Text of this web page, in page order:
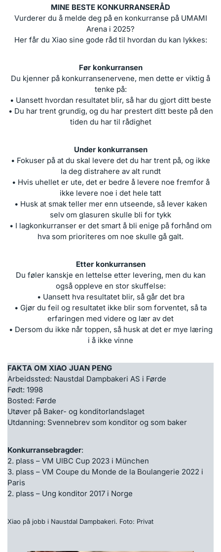
MINE BESTE KONKURRANSERÅD
Vurderer du å melde deg på en konkurranse på UMAMI
Arena i 2025?
Her får du Xiao sine gode råd til hvordan du kan lykkes:
Før konkurransen
Du kjenner på konkurransenervene, men dette er viktig å
tenke på:
• Uansett hvordan resultatet blir, så har du gjort ditt beste
• Du har trent grundig, og du har prestert ditt beste på den
tiden du har til rådighet
Under konkurransen
• Fokuser på at du skal levere det du har trent på, og ikke
la deg distrahere av alt rundt
• Hvis uhellet er ute, det er bedre å levere noe fremfor å
ikke levere noe i det hele tatt
• Husk at smak teller mer enn utseende, så lever kaken
selv om glasuren skulle bli for tykk
• I lagkonkurranser er det smart å bli enige på forhånd om
hva som prioriteres om noe skulle gå galt.
Etter konkurransen
Du føler kanskje en lettelse etter levering, men du kan
også oppleve en stor skuffelse:
• Uansett hva resultatet blir, så går det bra
• Gjør du feil og resultatet ikke blir som forventet, så ta
erfaringen med videre og lær av det
• Dersom du ikke når toppen, så husk at det er mye læring
i å ikke vinne
FAKTA OM XIAO JUAN PENG
Arbeidssted: Naustdal Dampbakeri AS i Førde
Født: 1998
Bosted: Førde
Utøver på Baker- og konditorlandslaget
Utdanning: Svennebrev som konditor og som baker
Konkurransebragder:
2. plass – VM UIBC Cup 2023 i München
3. plass – VM Coupe du Monde de la Boulangerie 2022 i
Paris
2. plass – Ung konditor 2017 i Norge
Xiao på jobb i Naustdal Dampbakeri. Foto: Privat